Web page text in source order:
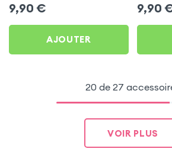
9,90 €
AJOUTER
9,90
20 de 27
VOIR PLUS